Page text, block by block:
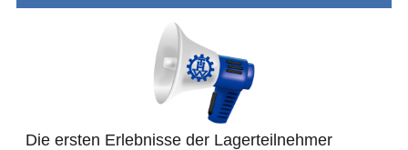
Die ersten Erlebnisse der Lagerteilnehmer